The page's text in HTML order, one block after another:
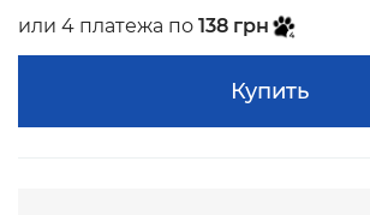
или 4 платежа по 138 грн
Купить